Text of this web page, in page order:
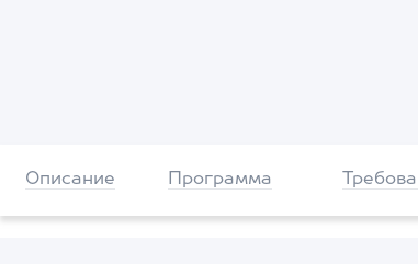
Описание Программа